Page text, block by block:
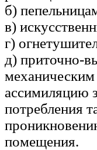
б)
в)
г)
д) приточно-
ассимиляцию
потребления
помещения.